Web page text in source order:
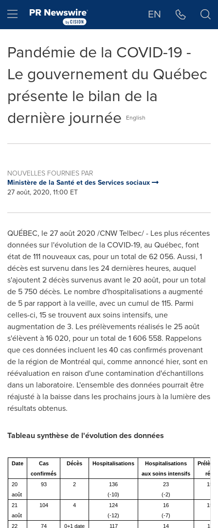
Hamburger menu EN
Pandémie de la COVID-19 -
Le gouvernement du Québec
présente le bilan de la
dernière journée
English
NOUVELLES FOURNIES PAR
Ministère de la Santé et des Services sociaux
27 août, 2020, 11:00 ET
QUÉBEC, le 27 août 2020 /CNW Telbec/ - Les plus récentes
données sur l'évolution de la COVID-19, au Québec, font
état de 111 nouveaux cas, pour un total de 62 056. Aussi, 1
décès est survenu dans les 24 dernières heures, auquel
s'ajoutent 2 décès survenus avant le 20 août, pour un total
de 5 750 décès. Le nombre d'hospitalisations a augmenté
de 5 par rapport à la veille, avec un cumul de 115. Parmi
celles-ci, 15 se trouvent aux soins intensifs, une
augmentation de 3. Les prélèvements réalisés le 25 août
s'élèvent à 16 020, pour un total de 1 606 558. Rappelons
que ces données incluent les 40 cas confirmés provenant
de la région de Montréal qui, comme annoncé hier, sont en
réévaluation en raison d'une contamination d'échantillons
dans un laboratoire. L'ensemble des données pourrait être
réajusté à la baisse dans les prochains jours à la lumière des
résultats obtenus.
Tableau synthèse de l'évolution des données
Date
Cas
confirmés
Décès Hospitalisations
Hospitalisations
aux soins intensifs
20
août
93 2
136
(-10)
23
(-2)
15
21
août
104 4
124
(-12)
16
(-7)
15
22
74
0+1 date
117
14
11